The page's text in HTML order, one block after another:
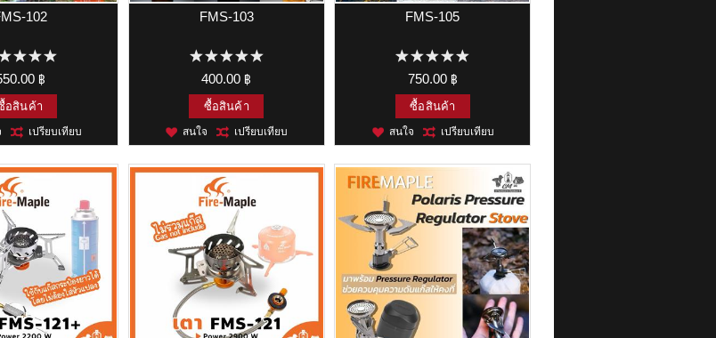
102
฿
อสินค้า
เปรียบเทียบ
FMS-103
400.00 ฿
ซื้อสินค้า
สนใจ เปรียบเทียบ
FMS-105
750.00 ฿
ซื้อสินค้า
สนใจ เปรียบเทียบ